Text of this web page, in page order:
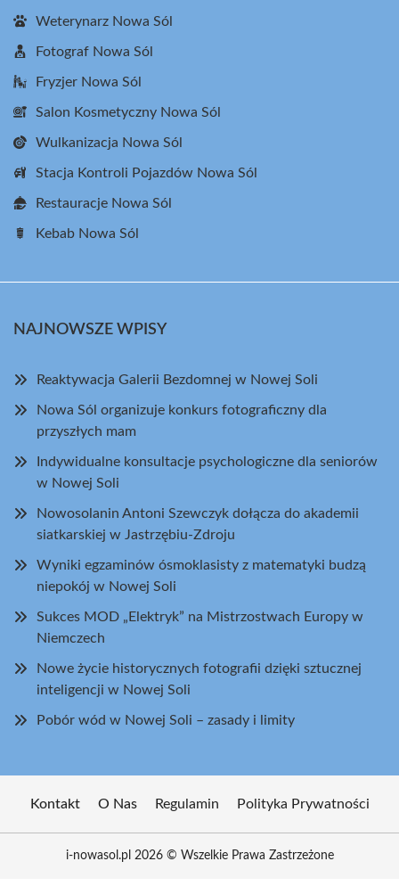
Weterynarz Nowa Sól
Fotograf Nowa Sól
Fryzjer Nowa Sól
Salon Kosmetyczny Nowa Sól
Wulkanizacja Nowa Sól
Stacja Kontroli Pojazdów Nowa Sól
Restauracje Nowa Sól
Kebab Nowa Sól
NAJNOWSZE WPISY
Reaktywacja Galerii Bezdomnej w Nowej Soli
Nowa Sól organizuje konkurs fotograficzny dla
przyszłych mam
Indywidualne konsultacje psychologiczne dla seniorów
w Nowej Soli
Nowosolanin Antoni Szewczyk dołącza do akademii
siatkarskiej w Jastrzębiu-Zdroju
Wyniki egzaminów ósmoklasisty z matematyki budzą
niepokój w Nowej Soli
Sukces MOD „Elektryk” na Mistrzostwach Europy w
Niemczech
Nowe życie historycznych fotografii dzięki sztucznej
inteligencji w Nowej Soli
Pobór wód w Nowej Soli – zasady i limity
Kontakt O Nas Regulamin Polityka Prywatności
i-nowasol.pl 2026 © Wszelkie Prawa Zastrzeżone